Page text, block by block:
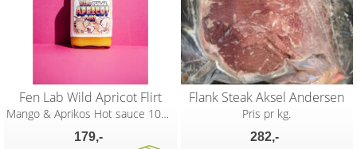
Fen Lab Wild Apricot Flirt
Mango & Aprikos Hot sauce 100ml
179,-
Flank Steak Aksel Andersen
Pris pr kg.
282,-